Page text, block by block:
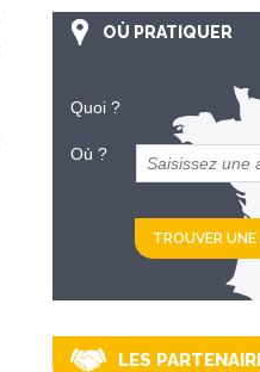
OÙ PRATIQUER
Quoi ?
Où ?
et
km alentour
LES